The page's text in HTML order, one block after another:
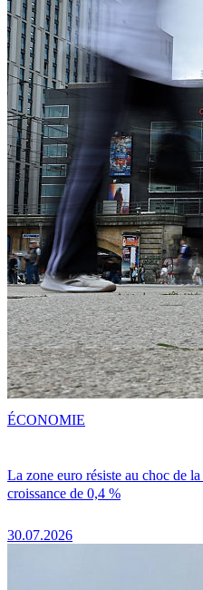
La zone euro résiste au choc de
croissance de 0,4 %
30.07.2026
ÉCONOMIE